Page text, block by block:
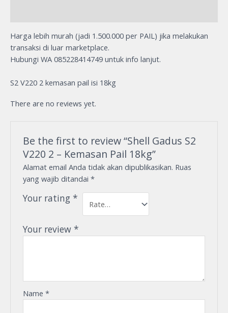
Harga lebih murah (jadi 1.500.000 per PAIL) jika melakukan
transaksi di luar marketplace.
Hubungi WA 085228414749 untuk info lanjut.
S2 V220 2 kemasan pail isi 18kg
There are no reviews yet.
Be the first to review “Shell Gadus S2
V220 2 – Kemasan Pail 18kg”
Alamat email Anda tidak akan dipublikasikan. Ruas
yang wajib ditandai*
Your rating*
Your review*
Name*